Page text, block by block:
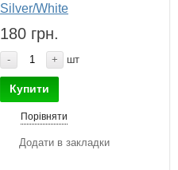
Silver/White
180 грн.
- + шт
Купити
Порівняти
Додати в закладки